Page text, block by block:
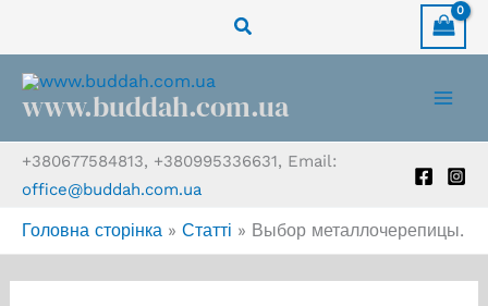
вмісту
Пошук
www.buddah.com.ua
+380677584813, +380995336631, Email:
office@buddah.com.ua
Головна сторінка » Статті » Выбор металлочерепицы.